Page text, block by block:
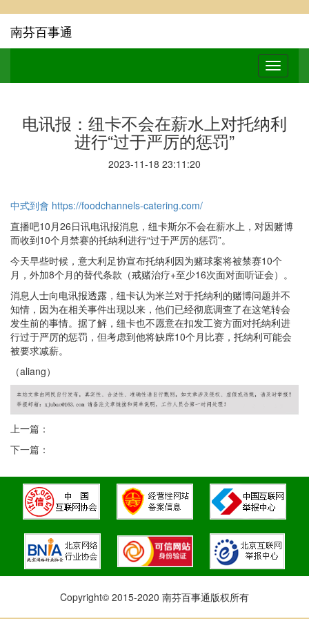
南芬百事通
电讯报：纽卡不会在薪水上对托纳利
进行“过于严厉的惩罚”
2023-11-18 23:11:20
中式到會 https://foodchannels-catering.com/
直播吧10月26日讯电讯报消息，纽卡斯尔不会在薪水上，对因赌博
而收到10个月禁赛的托纳利进行“过于严厉的惩罚”。
今天早些时候，意大利足协宣布托纳利因为赌球案将被禁赛10个
月，外加8个月的替代条款（戒赌治疗+至少16次面对面听证会）。
消息人士向电讯报透露，纽卡认为米兰对于托纳利的赌博问题并不
知情，因为在相关事件出现以来，他们已经彻底调查了在这笔转会
发生前的事情。据了解，纽卡也不愿意在扣发工资方面对托纳利进
行过于严厉的惩罚，但考虑到他将缺席10个月比赛，托纳利可能会
被要求减薪。
（aliang）
上一篇：
下一篇：
Copyright© 2015-2020 南芬百事通版权所有